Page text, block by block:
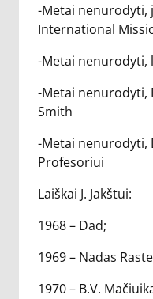
-Metai nenurodyti,
International
-Metai nenurodyti,
-Metai nenurodyti,
Smith
-Metai nenurodyti,
Profesoriui
Laiškai J. Jakštui:
1968 – Dad;
1969 – Nadas
1970 – B.V.